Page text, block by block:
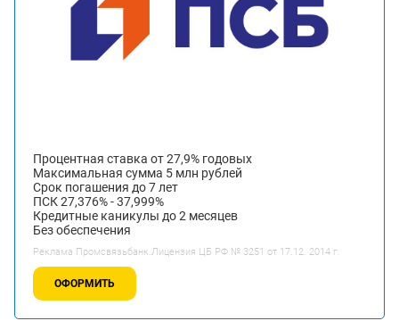
Процентная ставка от 27,9% годовых
Максимальная сумма 5 млн рублей
Срок погашения до 7 лет
ПСК 27,376% - 37,999%
Кредитные каникулы до 2 месяцев
Без обеспечения
Реклама Промсвязьбанк.Лицензия ЦБ РФ № 3251 от 17.12. 2014 г.
ОФОРМИТЬ